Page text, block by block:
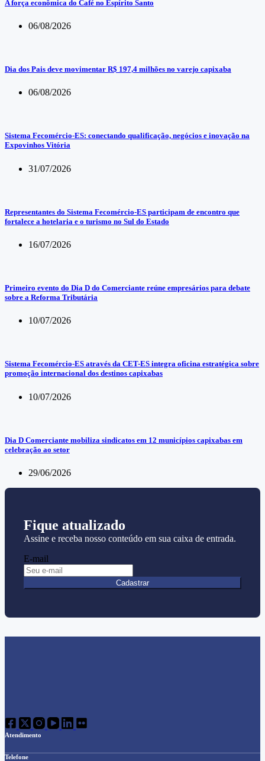
A força econômica do Café no Espírito Santo
06/08/2026
Dia dos Pais deve movimentar R$ 197,4 milhões no varejo capixaba
06/08/2026
Sistema Fecomércio-ES: conectando qualificação, negócios e inovação na
Expovinhos Vitória
31/07/2026
Representantes do Sistema Fecomércio-ES participam de encontro que
fortalece a hotelaria e o turismo no Sul do Estado
16/07/2026
Primeiro evento do Dia D do Comerciante reúne empresários para debate
sobre a Reforma Tributária
10/07/2026
Sistema Fecomércio-ES através da CET-ES integra oficina estratégica sobre
promoção internacional dos destinos capixabas
10/07/2026
Dia D Comerciante mobiliza sindicatos em 12 municípios capixabas em
celebração ao setor
29/06/2026
Fique atualizado
Assine e receba nosso conteúdo em sua caixa de entrada.
E-mail
Cadastrar
Atendimento
Telefone